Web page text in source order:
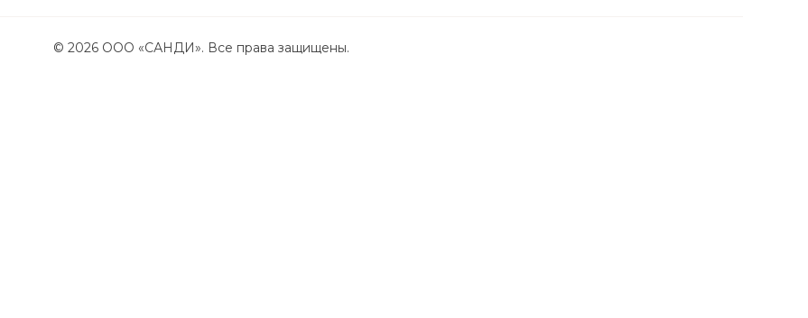
© 2026 ООО «САНДИ». Все права защищены.